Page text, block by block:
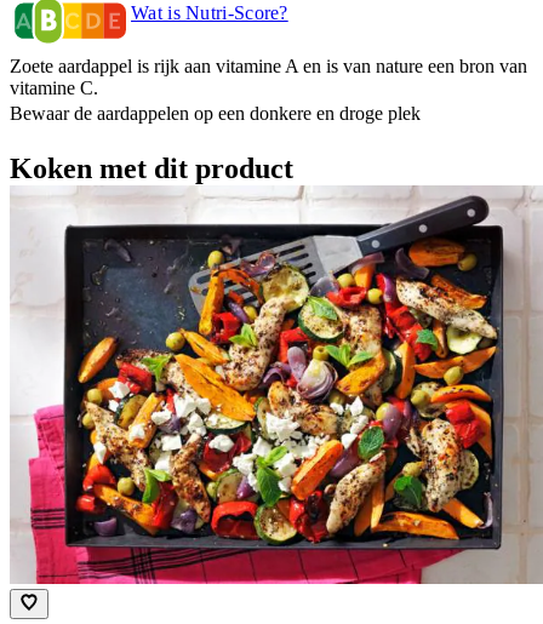
Wat is Nutri-Score?
Zoete aardappel is rijk aan vitamine A en is van nature een bron van
vitamine C.
Bewaar de aardappelen op een donkere en droge plek
Koken met dit product